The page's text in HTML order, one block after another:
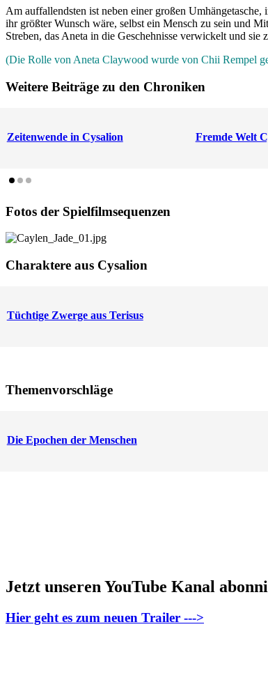
Am auffallendsten ist neben einer großen
ihr größter Wunsch wäre, selbst ein Mensch zu sein und
Streben, das Aneta in die Geschehnisse verwickelt und
(Die Rolle von Aneta Claywood wurde von Chii Rempel
Weitere Beiträge zu den Chroniken
Zeitenwende in Cysalion Fremde Welt
Fotos der Spielfilmsequenzen
Charaktere aus Cysalion
Tüchtige Zwerge aus Terisus
Themenvorschläge
Die Epochen der Menschen
Jetzt unseren YouTube Kanal
Hier geht es zum neuen Trailer --->